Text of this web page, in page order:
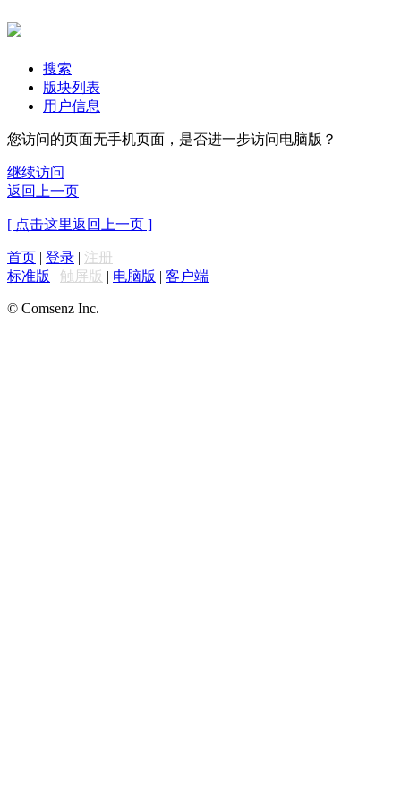
搜索
版块列表
用户信息
您访问的页面无手机页面，是否进一步访问电脑版？
继续访问
返回上一页
[ 点击这里返回上一页 ]
首页 | 登录 | 注册
标准版 | 触屏版 | 电脑版 | 客户端
© Comsenz Inc.